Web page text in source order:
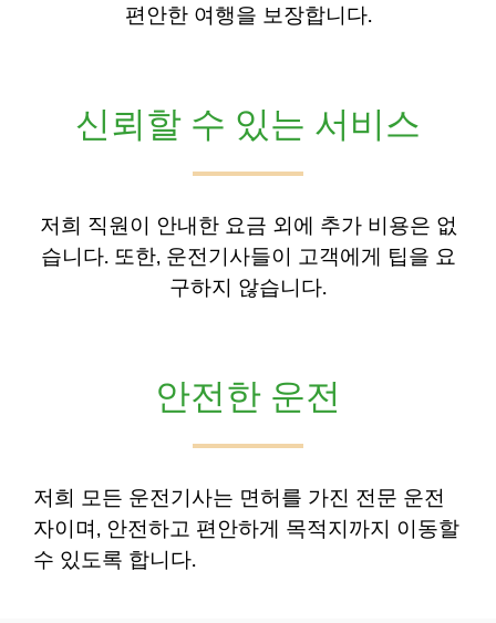
편안한 여행을 보장합니다.
신뢰할 수 있는 서비스
저희 직원이 안내한 요금 외에 추가 비용은 없
습니다. 또한, 운전기사들이 고객에게 팁을 요
구하지 않습니다.
안전한 운전
저희 모든 운전기사는 면허를 가진 전문 운전
자이며, 안전하고 편안하게 목적지까지 이동할
수 있도록 합니다.